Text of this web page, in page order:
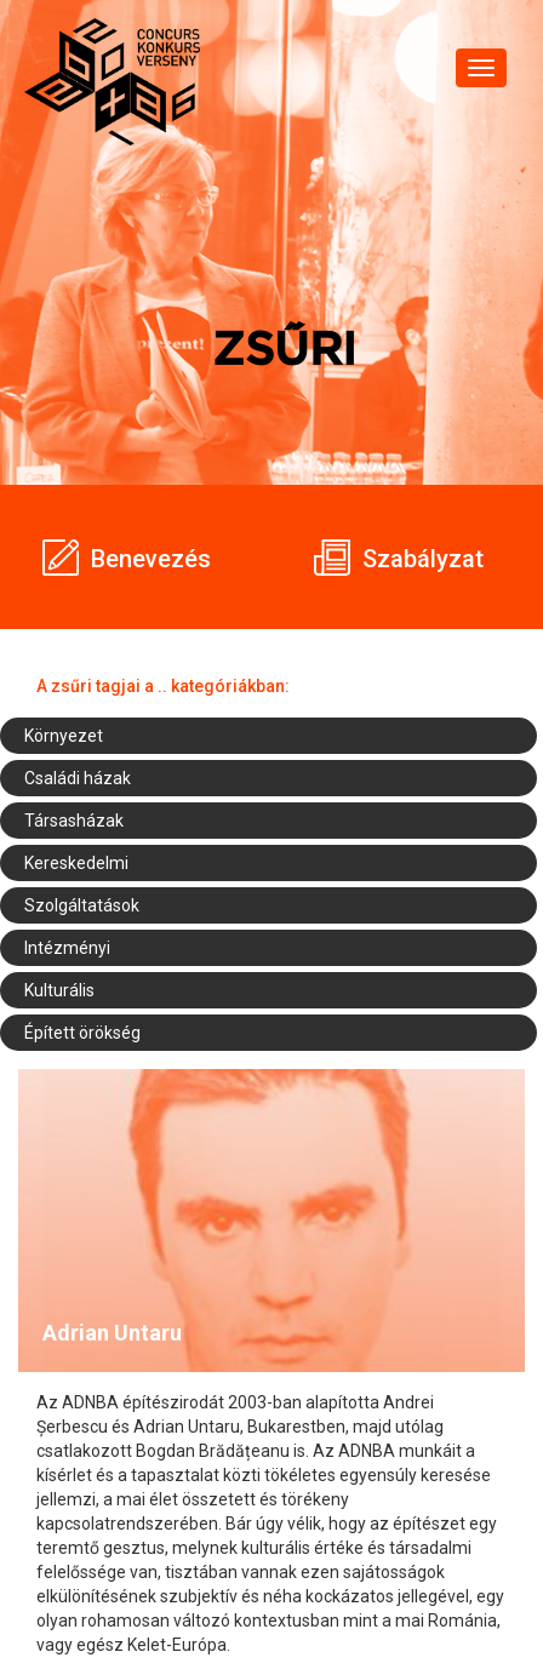
Toggle
ZSŰRI
Benevezés Szabályzat
A zsűri tagjai a .. kategóriákban:
Környezet
Családi házak
Társasházak
Kereskedelmi
Szolgáltatások
Intézményi
Kulturális
Épített örökség
Adrian Untaru
Az ADNBA építészirodát 2003-ban alapította Andrei
Șerbescu és Adrian Untaru, Bukarestben, majd utólag
csatlakozott Bogdan Brădățeanu is. Az ADNBA munkáit a
kísérlet és a tapasztalat közti tökéletes egyensúly keresése
jellemzi, a mai élet összetett és törékeny
kapcsolatrendszerében. Bár úgy vélik, hogy az építészet egy
teremtő gesztus, melynek kulturális értéke és társadalmi
felelőssége van, tisztában vannak ezen sajátosságok
elkülönítésének szubjektív és néha kockázatos jellegével, egy
olyan rohamosan változó kontextusban mint a mai Románia,
vagy egész Kelet-Európa.